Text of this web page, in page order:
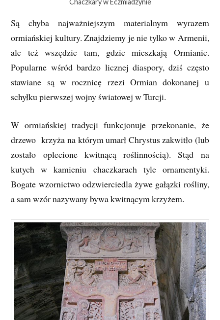
Chaczkary w Eczmiadzynie
Są chyba najważniejszym materialnym wyrazem
ormiańskiej kultury. Znajdziemy je nie tylko w Armenii,
ale też wszędzie tam, gdzie mieszkają Ormianie.
Popularne wśród bardzo licznej diaspory, dziś często
stawiane są w rocznicę rzezi Ormian dokonanej u
schyłku pierwszej wojny światowej w Turcji.
W ormiańskiej tradycji funkcjonuje przekonanie, że
drzewo krzyża na którym umarł Chrystus zakwitło (lub
zostało oplecione kwitnącą roślinnością). Stąd na
kutych w kamieniu chaczkarach tyle ornamentyki.
Bogate wzornictwo odzwierciedla żywe gałązki rośliny,
a sam wzór nazywany bywa kwitnącym krzyżem.